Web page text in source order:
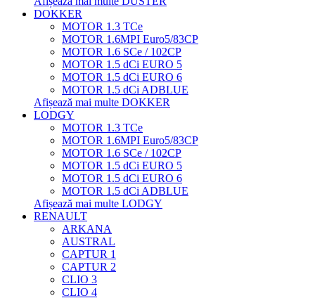
DOKKER
MOTOR 1.3 TCe
MOTOR 1.6MPI Euro5/83CP
MOTOR 1.6 SCe / 102CP
MOTOR 1.5 dCi EURO 5
MOTOR 1.5 dCi EURO 6
MOTOR 1.5 dCi ADBLUE
Afișează mai multe DOKKER
LODGY
MOTOR 1.3 TCe
MOTOR 1.6MPI Euro5/83CP
MOTOR 1.6 SCe / 102CP
MOTOR 1.5 dCi EURO 5
MOTOR 1.5 dCi EURO 6
MOTOR 1.5 dCi ADBLUE
Afișează mai multe LODGY
RENAULT
ARKANA
AUSTRAL
CAPTUR 1
CAPTUR 2
CLIO 3
CLIO 4